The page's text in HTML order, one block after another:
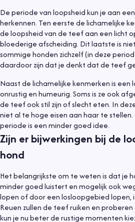
De periode van loopsheid kun je aan
herkennen. Ten eerste de lichamelijke
de loopsheid van de teef aan een licht
bloederige afscheiding. Dit laatste is
sommige honden zichzelf (in deze
daardoor zijn dat je denkt dat de teef
Naast de lichamelijke kenmerken is
onrustig en humeurig. Soms is ze ook
de teef ook stil zijn of slecht eten. In
niet al te hoge eisen aan haar te
periode is een minder goed idee.
Zijn er bijwerkingen bij de
hond
Het belangrijkste om te weten is dat je
minder goed luistert en mogelijk ook
lopen of door een losloopgebied lopen,
Reuen zullen de teef ruiken en
kun je nu beter de rustige momenten